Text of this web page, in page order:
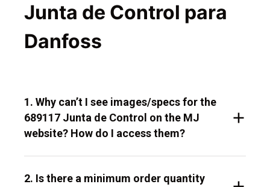
Junta de Control para
Danfoss
1. Why can’t I see images/specs for the
689117 Junta de Control on the MJ
website? How do I access them?
2. Is there a minimum order quantity